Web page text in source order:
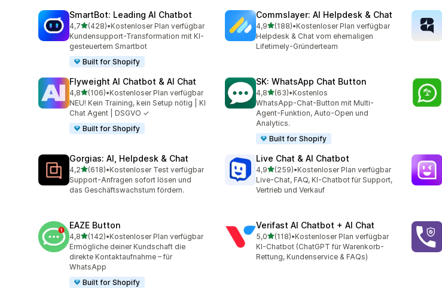
SmartBot: Leading AI Chatbot
4,7von 5 Sternen
(428)
428 Rezensionen insgesamt
•Kostenloser Plan verfügbar
Kundensupport-Transformation mit KI-
gesteuertem Smartbot
Built for Shopify
Commslayer: AI Helpdesk & Chat
4,9von 5 Sternen
(188)
188 Rezensionen insgesamt
•Kostenloser Plan verfügbar
Helpdesk & Chat vom ehemaligen
Lifetimely-Gründerteam
Flyweight AI Chatbot & AI Chat
4,8von 5 Sternen
(106)
106 Rezensionen insgesamt
•Kostenloser Plan verfügbar
NEU! Kein Training, kein Setup nötig | KI
Chat Agent | DSGVO ✓
Built for Shopify
SK: WhatsApp Chat Button
4,8von 5 Sternen
(63)
63 Rezensionen insgesamt
•Kostenlos
WhatsApp-Chat-Button mit Multi-
Agent-Funktion, Auto-Open und
Analytics.
Built for Shopify
Gorgias: AI, Helpdesk & Chat
4,2von 5 Sternen
(618)
618 Rezensionen insgesamt
•Kostenloser Test verfügbar
Support-Anfragen sofort lösen und
das Geschäftswachstum fördern.
Live Chat & AI Chatbot
4,9von 5 Sternen
(259)
259 Rezensionen insgesamt
•Kostenloser Plan verfügbar
Live-Chat, FAQ, KI-Chatbot für Support,
Vertrieb und Verkauf
EAZE Button
4,8von 5 Sternen
(142)
142 Rezensionen insgesamt
•Kostenloser Plan verfügbar
Ermögliche deiner Kundschaft die
direkte Kontaktaufnahme – für
WhatsApp
Built for Shopify
Verifast AI Chatbot + AI Chat
5,0von 5 Sternen
(118)
118 Rezensionen insgesamt
•Kostenloser Plan verfügbar
KI-Chatbot (ChatGPT für Warenkorb-
Rettung, Kundenservice & FAQs)